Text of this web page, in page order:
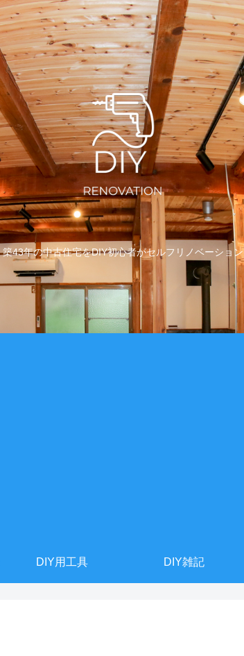
築43年の中古住宅をDIY初心者がセルフリノベーション
DIY用工具 DIY雑記